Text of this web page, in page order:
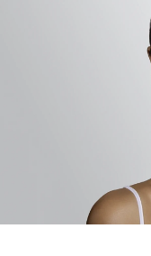
AHA
arctisztító amellett,
bőrt, kijavítja a
-
természetes
lágy, bársonyos
gyengéd, így
érezhetően
fokozza a bőr